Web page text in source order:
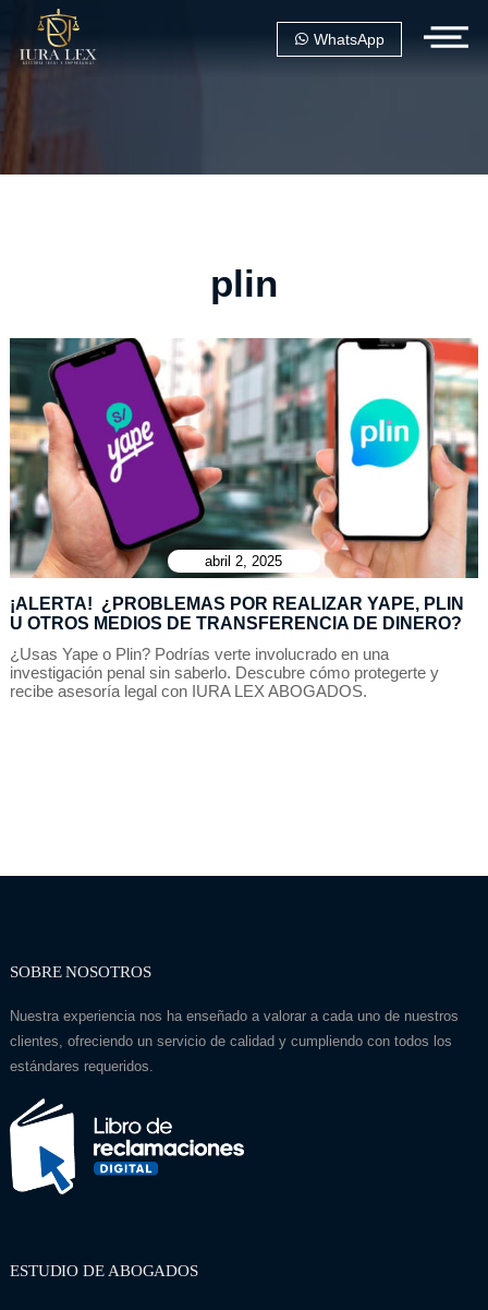
WhatsApp
plin
abril 2, 2025
¡ALERTA! ¿PROBLEMAS POR REALIZAR YAPE, PLIN
U OTROS MEDIOS DE TRANSFERENCIA DE DINERO?
¿Usas Yape o Plin? Podrías verte involucrado en una
investigación penal sin saberlo. Descubre cómo protegerte y
recibe asesoría legal con IURA LEX ABOGADOS.
SOBRE NOSOTROS
Nuestra experiencia nos ha enseñado a valorar a cada uno de nuestros
clientes, ofreciendo un servicio de calidad y cumpliendo con todos los
estándares requeridos.
ESTUDIO DE ABOGADOS